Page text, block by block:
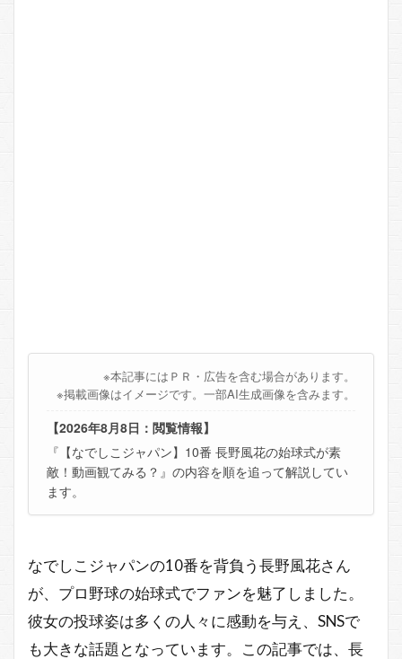
※本記事にはＰＲ・広告を含む場合があります。
※掲載画像はイメージです。一部AI生成画像を含みます。
【2026年8月8日：閲覧情報】
『【なでしこジャパン】10番 長野風花の始球式が素
敵！動画観てみる？』の内容を順を追って解説してい
ます。
なでしこジャパンの10番を背負う長野風花さん
が、プロ野球の始球式でファンを魅了しました。
彼女の投球姿は多くの人々に感動を与え、SNSで
も大きな話題となっています。この記事では、長